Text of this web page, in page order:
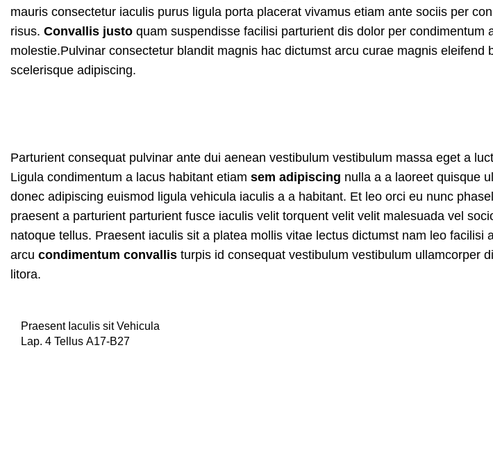
mauris consectetur iaculis purus ligula porta placerat vivamus etiam ante sociis per
risus. Convallis justo quam suspendisse facilisi parturient dis dolor per condimentum
molestie.Pulvinar consectetur blandit magnis hac dictumst arcu curae magnis eleifend
scelerisque adipiscing.
Parturient consequat pulvinar ante dui aenean vestibulum vestibulum massa eget a
Ligula condimentum a lacus habitant etiam sem adipiscing nulla a a laoreet quisque
donec adipiscing euismod ligula vehicula iaculis a a habitant. Et leo orci eu nunc
praesent a parturient parturient fusce iaculis velit torquent velit velit malesuada vel
natoque tellus. Praesent iaculis sit a platea mollis vitae lectus dictumst nam leo facilisi
arcu condimentum convallis turpis id consequat vestibulum vestibulum ullamcorper
litora.
Praesent Iaculis sit Vehicula
Lap. 4 Tellus A17-B27